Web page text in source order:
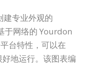
专业外观的
于网络的 Yourdon
台特性，可以在
地运行。该图表编